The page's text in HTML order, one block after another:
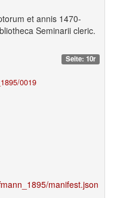
et annis 1470-
Seminarii cleric.
Seite: 10r
0019
manifest.json